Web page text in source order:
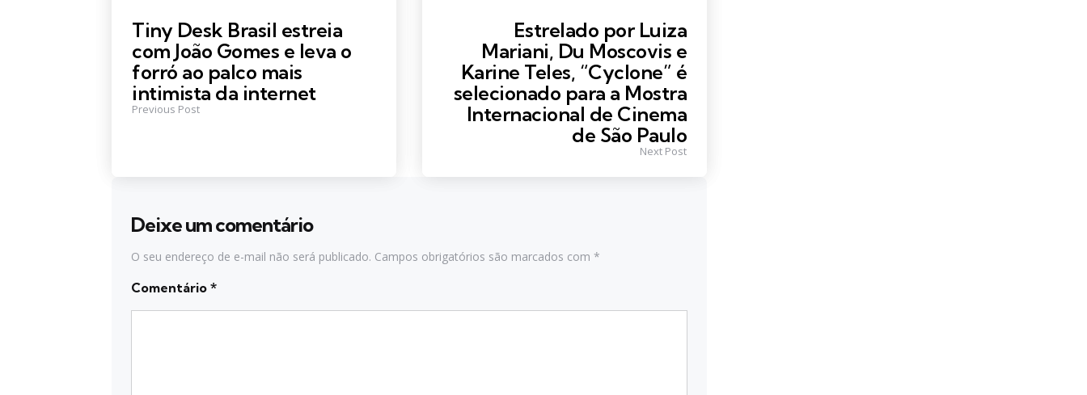
Tiny Desk Brasil estreia
com João Gomes e leva o
forró ao palco mais
intimista da internet
Previous Post
Estrelado por Luiza
Mariani, Du Moscovis e
Karine Teles, “Cyclone” é
selecionado para a Mostra
Internacional de Cinema
de São Paulo
Next Post
Deixe um comentário
O seu endereço de e-mail não será publicado. Campos obrigatórios são marcados com *
Comentário *